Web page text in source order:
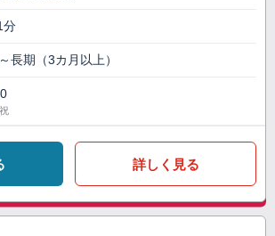
分
長期（3カ月以上）
詳しく見る